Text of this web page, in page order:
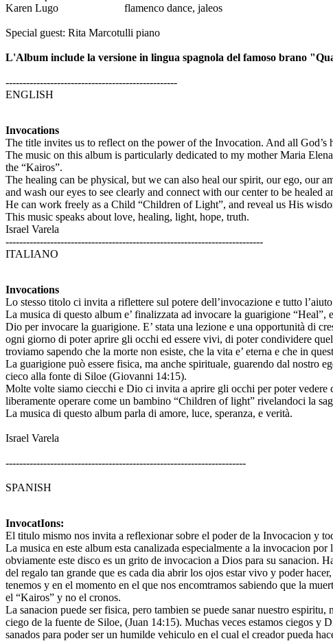
Karen Lugo flamenco dance, jaleos
Special guest: Rita Marcotulli piano
L'Album include la versione in lingua spagnola del famoso brano
--------------------------------------------------
ENGLISH
Invocations
The title invites us to reflect on the power of the Invocation. And all
The music on this album is particularly dedicated to my mother Maria
the “Kairos”.
The healing can be physical, but we can also heal our spirit, our ego, our
and wash our eyes to see clearly and connect with our center to be healed
He can work freely as a Child “Children of Light”, and reveal us His
This music speaks about love, healing, light, hope, truth.
Israel Varela
---------------------------------------------------------------------------
ITALIANO
Invocations
Lo stesso titolo ci invita a riflettere sul potere dell’invocazione e tutto
La musica di questo album e’ finalizzata ad invocare la guarigione
Dio per invocare la guarigione. E’ stata una lezione e una opportunità di
ogni giorno di poter aprire gli occhi ed essere vivi, di poter condividere
troviamo sapendo che la morte non esiste, che la vita e’ eterna e che in
La guarigione può essere fisica, ma anche spirituale, guarendo dal nostro
cieco alla fonte di Siloe (Giovanni 14:15).
Molte volte siamo ciecchi e Dio ci invita a aprire gli occhi per poter vedere
liberamente operare come un bambino “Children of light” rivelandoci la
La musica di questo album parla di amore, luce, speranza, e verità.
Israel Varela
----------------------------------------------------------------------
SPANISH
InvocatIons:
El titulo mismo nos invita a reflexionar sobre el poder de la Invocacion y
La musica en este album esta canalizada especialmente a la invocacion
obviamente este disco es un grito de invocacion a Dios para su sanacion.
del regalo tan grande que es cada dia abrir los ojos estar vivo y poder
tenemos y en el momento en el que nos encomtramos sabiendo que la
el “Kairos” y no el cronos.
La sanacion puede ser fisica, pero tambien se puede sanar nuestro
ciego de la fuente de Siloe, (Juan 14:15). Muchas veces estamos ciegos y
sanados para poder ser un humilde vehiculo en el cual el creador pueda